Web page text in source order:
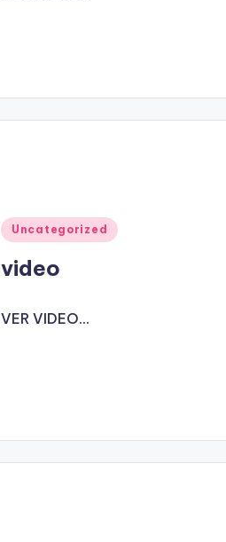
Publicado
Uncategorized
video
VER VIDEO...